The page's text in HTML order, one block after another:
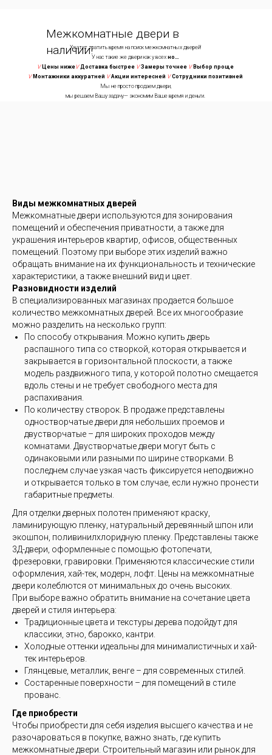
Межкомнатные двери в
наличии!
Хватит тратить время на поиск межкомнатных дверей!
У нас такие же двери как у всех но…
Замеры точнее V Доставка быстрее V Монтажники аккуратней V Акции интересней
Мы не просто продаем двери,
мы решаем Вашу задачу— экономим Ваше время и деньги.
Хватит тратить время на поиск межкомнатных дверей!
У нас такие же двери как у всех но…
V Цены нижеV Доставка быстрее VЗамеры точнее V Выбор проще
V Монтажники аккуратней V Акции интересней V Сотрудники позитивней
Мы не просто продаем двери,
мы решаем Вашу задачу— экономим Ваше время и деньги.
Виды межкомнатных дверей
Межкомнатные двери используются для зонирования
помещений и обеспечения приватности, а также для
украшения интерьеров квартир, офисов, общественных
помещений. Поэтому при выборе этих изделий важно
обращать внимание на их функциональность и технические
характеристики, а также внешний вид и цвет.
Разновидности изделий
В специализированных магазинах продается большое
количество межкомнатных дверей. Все их многообразие
можно разделить на несколько групп:
По способу открывания. Можно купить дверь
распашного типа со створкой, которая открывается и
закрывается в горизонтальной плоскости, а также
модель раздвижного типа, у которой полотно смещается
вдоль стены и не требует свободного места для
распахивания.
По количеству створок. В продаже представлены
одностворчатые двери для небольших проемов и
двустворчатые – для широких проходов между
комнатами. Двустворчатые двери могут быть с
одинаковыми или разными по ширине створками. В
последнем случае узкая часть фиксируется неподвижно
и открывается только в том случае, если нужно пронести
габаритные предметы.
Для отделки дверных полотен применяют краску,
ламинирующую пленку, натуральный деревянный шпон или
экошпон, поливинилхлоридную пленку. Представлены также
3Д-двери, оформленные с помощью фотопечати,
фрезеровки, гравировки. Применяются классические стили
оформления, хай-тек, модерн, лофт. Цены на межкомнатные
двери колеблются от минимальных до очень высоких.
При выборе важно обратить внимание на сочетание цвета
дверей и стиля интерьера:
Традиционные цвета и текстуры дерева подойдут для
классики, этно, барокко, кантри.
Холодные оттенки идеальны для минималистичных и хай-
тек интерьеров.
Глянцевые, металлик, венге – для современных стилей.
Состаренные поверхности – для помещений в стиле
прованс.
Где приобрести
Чтобы приобрести для себя изделия высшего качества и не
разочароваться в покупке, важно знать, где купить
межкомнатные двери. Строительный магазин или рынок для